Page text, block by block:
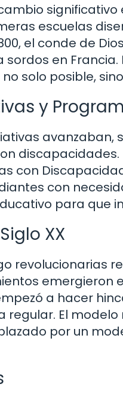
escuelas
el conde de
en
solo posible,
y
con
con
para que
XX
revolucionarias
emergieron
a hacer
regular. El
por un